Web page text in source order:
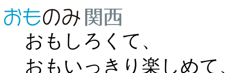
おもしろくて、
おもいっきり楽しめて